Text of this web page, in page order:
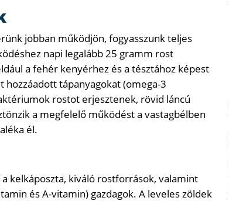
jobban működjön, fogyasszunk teljes
napi legalább 25 gramm rost
a fehér kenyérhez és a tésztához képest
tápanyagokat (omega-3
rostot erjesztenek, rövid láncú
a megfelelő működést a vastagbélben
él.
kelkáposzta, kiváló rostforrások, valamint
és A-vitamin) gazdagok. A leveles zöldek